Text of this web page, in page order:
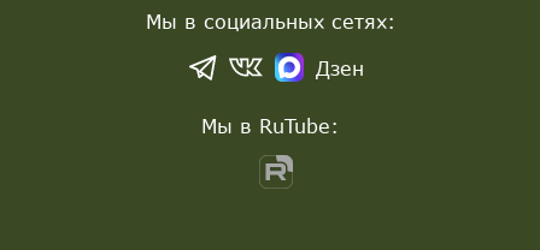
Мы в социальных сетях:
Дзен
Мы в RuTube: